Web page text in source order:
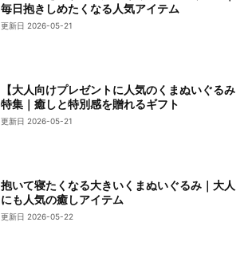
毎日抱きしめたくなる人気アイテム
更新日 2026-05-21
【大人向けプレゼントに人気のくまぬいぐるみ
特集｜癒しと特別感を贈れるギフト
更新日 2026-05-21
抱いて寝たくなる大きいくまぬいぐるみ｜大人
にも人気の癒しアイテム
更新日 2026-05-22